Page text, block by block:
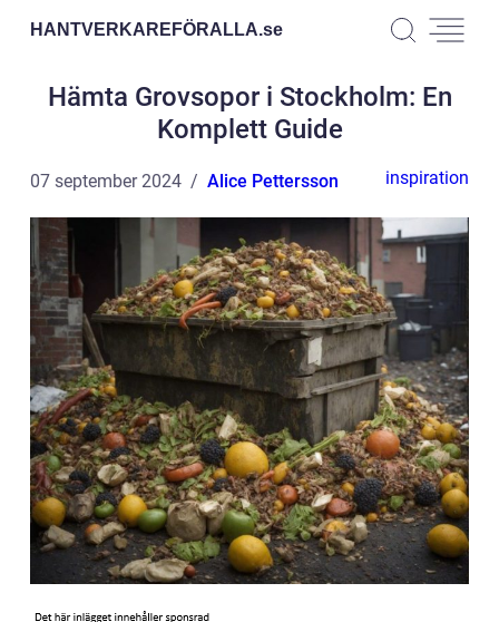
HANTVERKAREFÖRALLA.se
Hämta Grovsopor i Stockholm: En
Komplett Guide
07 september 2024 Alice Pettersson inspiration